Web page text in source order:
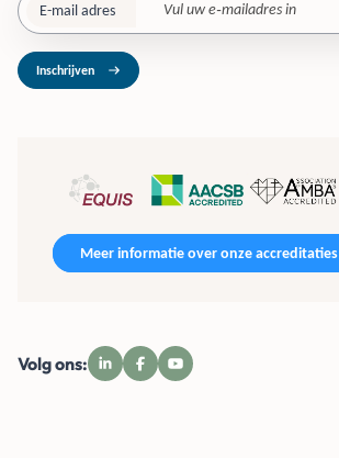
E-mail adres
Inschrijven
Meer informatie over onze accreditaties
Volg ons: